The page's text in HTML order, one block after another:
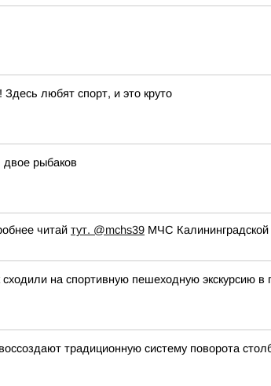
любят спорт, и это круто
двое рыбаков
читай тут. @mchs39 МЧС Калининградской
на спортивную пешеходную экскурсию
традиционную систему поворота